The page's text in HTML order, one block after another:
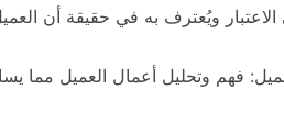
ويُعترف به في حقيقة أن
فهم وتحليل أعمال العميل مما